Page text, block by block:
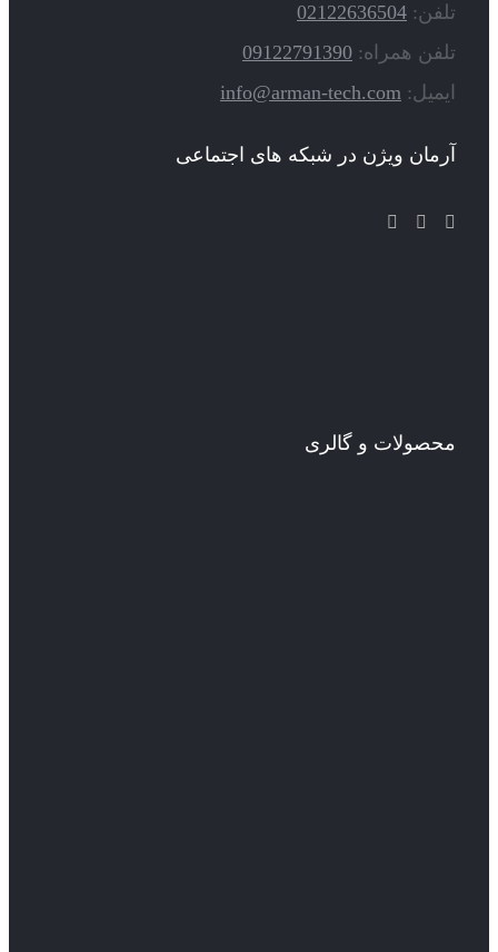
تلفن: 02122636504
تلفن همراه: 09122791390
ایمیل: info@arman-tech.com
آرمان ویژن در شبکه های اجتماعی
محصولات و گالری